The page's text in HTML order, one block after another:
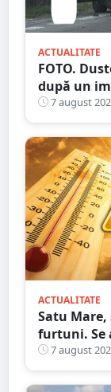
ACTUALITATE
FOTO.
după un
implicarea
7 august
ACTUALITATE
Satu
furtuni. Se
ridicate.
7 august